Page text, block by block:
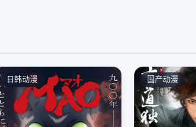
日韩动漫 国产动漫